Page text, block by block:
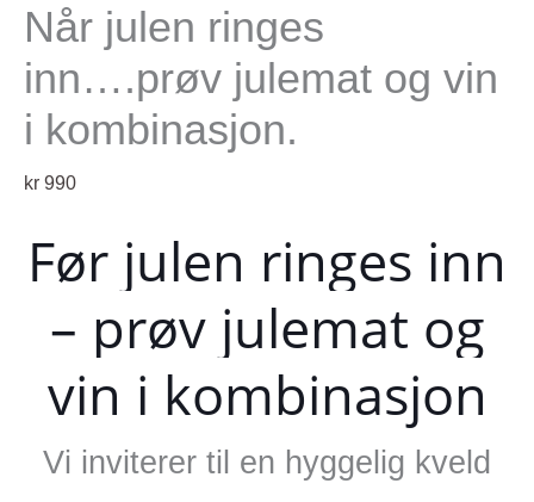
Når julen ringes
inn….prøv julemat og vin
i kombinasjon.
kr 990
Før julen ringes inn
– prøv julemat og
vin i kombinasjon
Vi inviterer til en hyggelig kveld
antall